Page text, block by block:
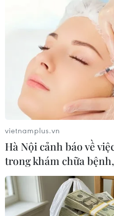
vietnamplus.vn
Hà Nội cảnh báo về
trong khám chữa